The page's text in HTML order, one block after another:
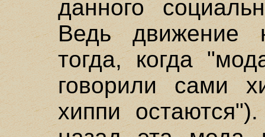
данного
Ведь движение
тогда, когда
говорили сами
хиппи